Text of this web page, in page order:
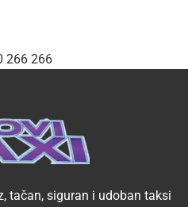
266 266
tačan, siguran i udoban taksi